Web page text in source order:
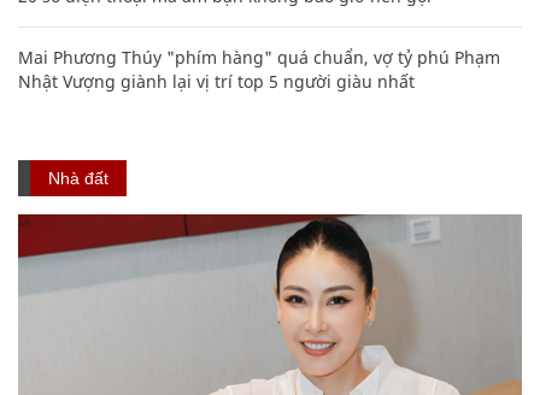
Mai Phương Thúy "phím hàng" quá chuẩn, vợ tỷ phú Phạm
Nhật Vượng giành lại vị trí top 5 người giàu nhất
Nhà đất